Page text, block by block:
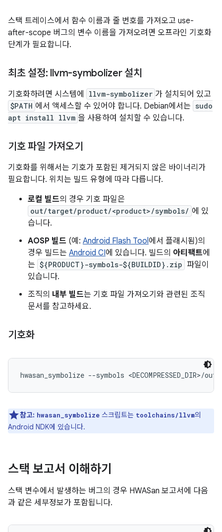
스택 트레이스에서 함수 이름과 줄 번호를 가져오고 use-
after-scope 버그의 변수 이름을 가져오려면 오프라인 기호화
단계가 필요합니다.
최초 설정: llvm-symbolizer 설치
기호화하려면 시스템에 llvm-symbolizer 가 설치되어 있고
$PATH 에서 액세스할 수 있어야 합니다. Debian에서는 sudo
apt install llvm 을 사용하여 설치할 수 있습니다.
기호 파일 가져오기
기호화를 위해서는 기호가 포함된 제거되지 않은 바이너리가
필요합니다. 위치는 빌드 유형에 따라 다릅니다.
로컬 빌드의 경우 기호 파일은
out/target/product/<product>/symbols/ 에 있
습니다.
AOSP 빌드 (예: Android Flash Tool에서 플래시됨)의
경우 빌드는 Android CI에 있습니다. 빌드의 아티팩트에
는 ${PRODUCT}-symbols-${BUILDID}.zip 파일이
있습니다.
조직의 내부 빌드는 기호 파일 가져오기와 관련된 조직
문서를 참고하세요.
기호화
hwasan_symbolize --symbols
참고: hwasan_symbolize 스크립트는 toolchains/llvm의
Android NDK에 있습니다.
스택 보고서 이해하기
스택 변수에서 발생하는 버그의 경우 HWASan 보고서에 다음
과 같은 세부정보가 포함됩니다.